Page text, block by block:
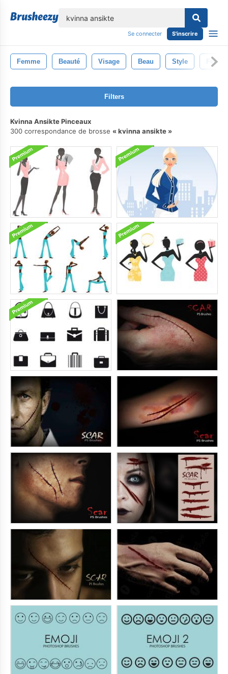
Se connecter S'inscrire
Femme Beauté Visage Beau Style
Filters
Kvinna Ansikte Pinceaux
300 correspondance de brosse
kvinna ansikte